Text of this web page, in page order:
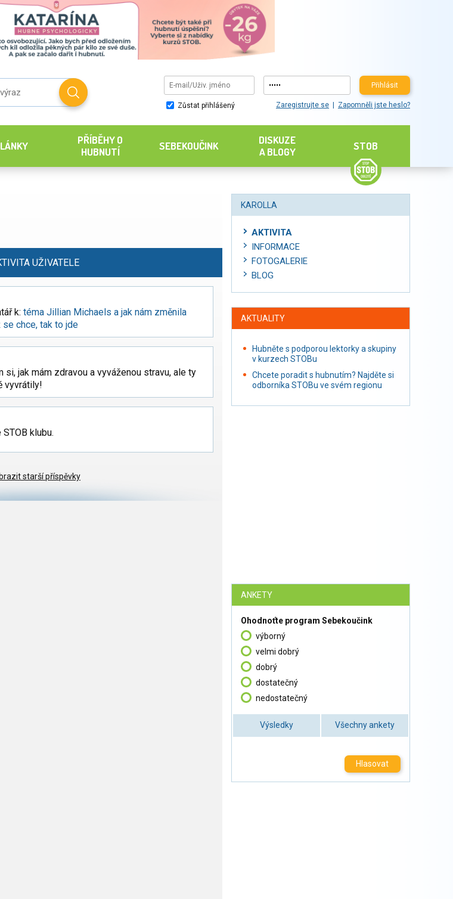
Přihlásit
Zůstat přihlášený Zaregistrujte se Zapomněli jste heslo?
PŘÍBĚHY O
HUBNUTÍ
SEBEKOUČINK
DISKUZE
A BLOGY
STOB
UŽIVATELE
k:téma Jillian Michaels a jak nám změnila
chce, tak to jde
si, jak mám zdravou a vyváženou stravu, ale ty
vyvrátily!
klubu.
starší příspěvky
KAROLLA
AKTIVITA
INFORMACE
FOTOGALERIE
BLOG
AKTUALITY
Hubněte s podporou lektorky a skupiny
v kurzech STOBu
Chcete poradit s hubnutím? Najděte si
odborníka STOBu ve svém regionu
ANKETY
Ohodnoťte program Sebekoučink
výborný
velmi dobrý
dobrý
dostatečný
nedostatečný
Výsledky Všechny ankety
Hlasovat